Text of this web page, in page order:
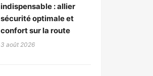
indispensable : allier
sécurité optimale et
confort sur la route
3 août 2026